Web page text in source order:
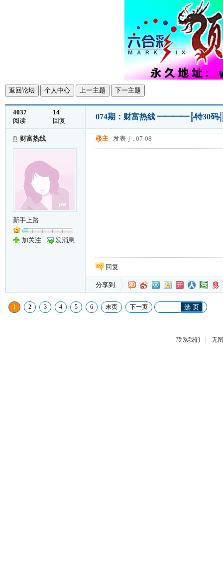
返回论坛 个人中心 上一主题 下一主题
4037
阅读
14
回复
074期：财富热线 ━━━━╠特
财富热线
新手上路
加关注 发消息
楼主 发表于: 07-08
回复
分享到
1 2 3 4 5 6 末页 下一页 选 页
联系我们 | 无